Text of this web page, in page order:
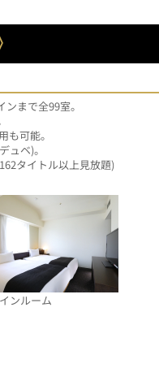
まで全99室。
も可能。
ュベ)。
タイトル以上見放題)
ンルーム